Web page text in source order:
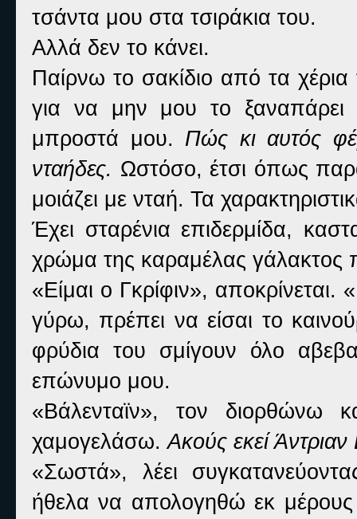
τσάντα μου στα τσιράκια του.
Αλλά δεν το κάνει.
Παίρνω το σακίδιο από τα
για να μην μου το ξαναπάρει
μπροστά μου. Πώς κι αυτός
νταήδες. Ωστόσο, έτσι όπως
μοιάζει με νταή. Τα
Έχει σταρένια επιδερμίδα,
χρώμα της καραμέλας γάλακτος
«Είμαι ο Γκρίφιν»,
γύρω, πρέπει να είσαι το
φρύδια του σμίγουν όλο
επώνυμο μου.
«Βάλενταϊν», τον
χαμογελάσω.Ακούς εκεί Άντριαν
«Σωστά», λέει
ήθελα να απολογηθώ εκ